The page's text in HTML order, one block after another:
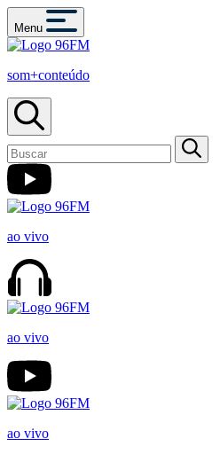
Menu
som+conteúdo
ao vivo
ao vivo
ao vivo